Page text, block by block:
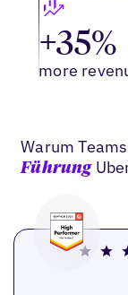
+35%
more
Warum
Führung